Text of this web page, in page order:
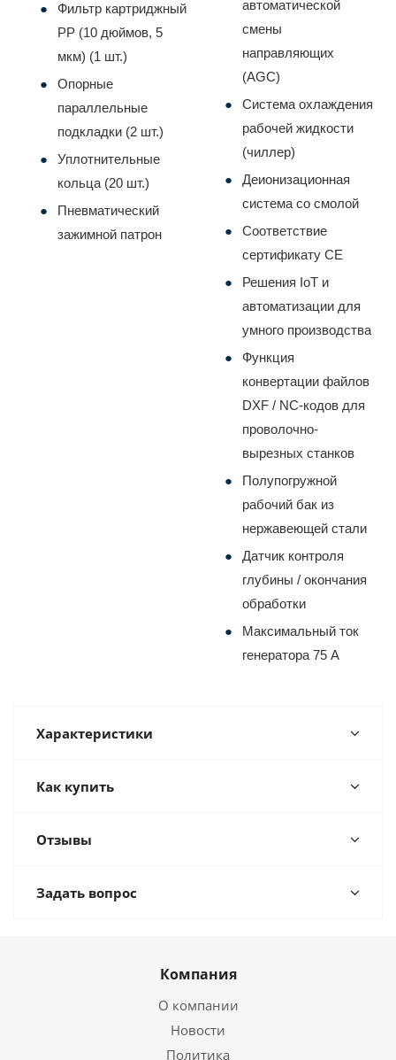
Фильтр картриджный
PP (10 дюймов, 5
мкм) (1 шт.)
Опорные
параллельные
подкладки (2 шт.)
Уплотнительные
кольца (20 шт.)
Пневматический
зажимной патрон
автоматической
смены
направляющих
(AGC)
Система охлаждения
рабочей жидкости
(чиллер)
Деионизационная
система со смолой
Соответствие
сертификату CE
Решения IoT и
автоматизации для
умного производства
Функция
конвертации файлов
DXF / NC-кодов для
проволочно-
вырезных станков
Полупогружной
рабочий бак из
нержавеющей стали
Датчик контроля
глубины / окончания
обработки
Максимальный ток
генератора 75 А
Характеристики
Как купить
Отзывы
Задать вопрос
Компания
О компании
Новости
Политика